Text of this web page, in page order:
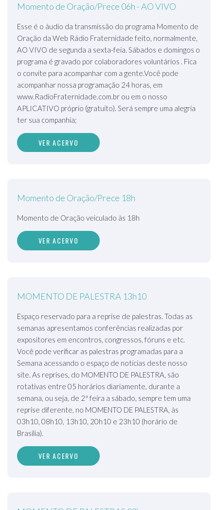
Momento de Oração/Prece 06h - AO VIVO
Esse é o áudio da transmissão do programa Momento de
Oração da Web Rádio Fraternidade feito, normalmente,
AO VIVO de segunda a sexta-feia. Sábados e domingos o
programa é gravado por colaboradores voluntários . Fica
o convite para acompanhar com a gente.Você pode
acompanhar nossa programação 24 horas, em
www.RadioFraternidade.com.br ou em o nosso
APLICATIVO próprio (gratuito). Será sempre uma alegria
ter sua companhia;
VER ACERVO
Momento de Oração/Prece 18h
Momento de Oração veiculado às 18h
VER ACERVO
MOMENTO DE PALESTRA 13h10
Espaço reservado para a reprise de palestras. Todas as
semanas apresentamos conferências realizadas por
expositores em encontros, congressos, fóruns e etc.
Você pode verificar as palestras programadas para a
Semana acessando o espaço de notícias deste nosso
site. As reprises, do MOMENTO DE PALESTRA, são
rotativas entre 05 horários diariamente, durante a
semana, ou seja, de 2ª feira a sábado, sempre tem uma
reprise diferente, no MOMENTO DE PALESTRA, às
03h10, 08h10, 13h10, 20h10 e 23h10 (horário de
Brasília).
VER ACERVO